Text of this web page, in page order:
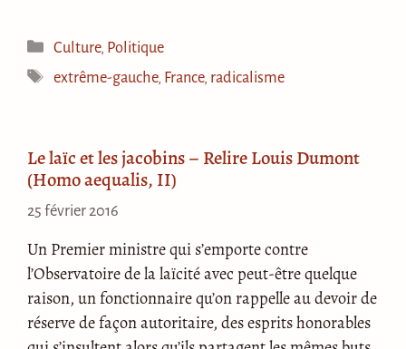
Catégories
Culture, Politique
Étiquettes
extrême-gauche, France, radicalisme
Le laïc et les jacobins – Relire Louis Dumont
(Homo aequalis, II)
25 février 2016
Un Premier ministre qui s’emporte contre
l’Observatoire de la laïcité avec peut-être quelque
raison, un fonctionnaire qu’on rappelle au devoir de
réserve de façon autoritaire, des esprits honorables